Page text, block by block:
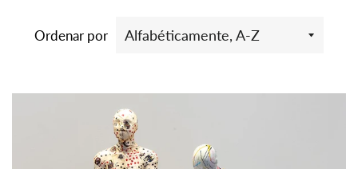
Ordenar por